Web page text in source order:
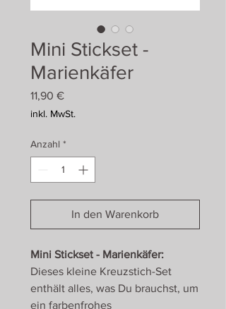
Mini Stickset -
Marienkäfer
11,90 €Preis
inkl. MwSt.
Anzahl *
In den Warenkorb
Mini Stickset - Marienkäfer:
Dieses kleine Kreuzstich-Set
enthält alles, was Du brauchst, um
ein farbenfrohes